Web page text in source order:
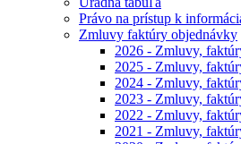
Právo na prístup k
Zmluvy faktúry objednávky
2026 - Zmluvy,
2025 - Zmluvy,
2024 - Zmluvy,
2023 - Zmluvy,
2022 - Zmluvy,
2021 - Zmluvy,